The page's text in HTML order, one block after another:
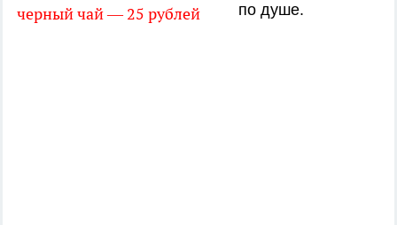
черный чай — 25 рублей
по душе.